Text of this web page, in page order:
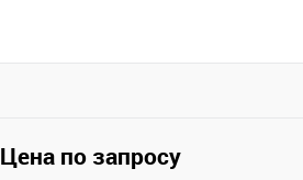
Цена по запросу